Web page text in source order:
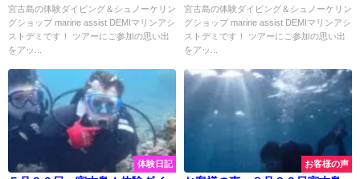
☆
宮古島の体験ダイビング＆シュノーケリン
グショップ marine assist DEMIマリンアシ
ストデミです！ ツアーにご参加の思い出
をアッ...
宮古島の体験ダイビング＆シュノーケリン
グショップ marine assist DEMIマリンアシ
ストデミです！ ツアーにご参加の思い出
をアッ...
体験日記 お客様の声